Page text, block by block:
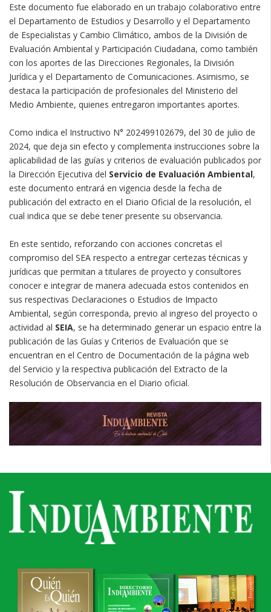
Este documento fue elaborado en un trabajo colaborativo entre
el Departamento de Estudios y Desarrollo y el Departamento
de Especialistas y Cambio Climático, ambos de la División de
Evaluación Ambiental y Participación Ciudadana, como también
con los aportes de las Direcciones Regionales, la División
Jurídica y el Departamento de Comunicaciones. Asimismo, se
destaca la participación de profesionales del Ministerio del
Medio Ambiente, quienes entregaron importantes aportes.
Como indica el Instructivo N° 202499102679, del 30 de julio de
2024, que deja sin efecto y complementa instrucciones sobre la
aplicabilidad de las guías y criterios de evaluación publicados por
la Dirección Ejecutiva del Servicio de Evaluación Ambiental,
este documento entrará en vigencia desde la fecha de
publicación del extracto en el Diario Oficial de la resolución, el
cual indica que se debe tener presente su observancia.
En este sentido, reforzando con acciones concretas el
compromiso del SEA respecto a entregar certezas técnicas y
jurídicas que permitan a titulares de proyecto y consultores
conocer e integrar de manera adecuada estos contenidos en
sus respectivas Declaraciones o Estudios de Impacto
Ambiental, según corresponda, previo al ingreso del proyecto o
actividad al SEIA, se ha determinado generar un espacio entre la
publicación de las Guías y Criterios de Evaluación que se
encuentran en el Centro de Documentación de la página web
del Servicio y la respectiva publicación del Extracto de la
Resolución de Observancia en el Diario oficial.